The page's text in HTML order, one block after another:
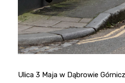
Ulica 3 Maja w Dąbrowie